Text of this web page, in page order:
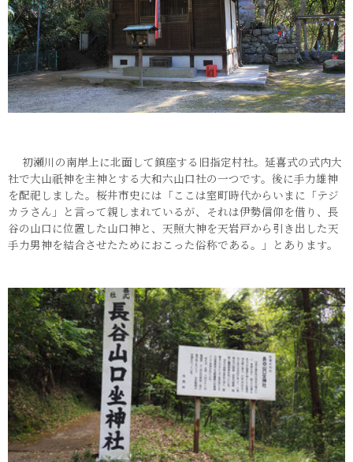
初瀬川の南岸上に北面して鎮座する旧指定村社。延喜式の式内大
社で大山祇神を主神とする大和六山口社の一つです。後に手力雄神
を配祀しました。桜井市史には「ここは室町時代からいまに「テジ
カラさん」と言って親しまれているが、それは伊勢信仰を借り、長
谷の山口に位置した山口神と、天照大神を天岩戸から引き出した天
手力男神を結合させたためにおこった俗称である。」とあります。